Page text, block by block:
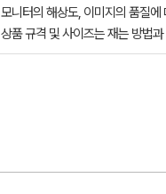
모니터의 해상도, 이미지의 품질
상품 규격 및 사이즈는 재는 방법